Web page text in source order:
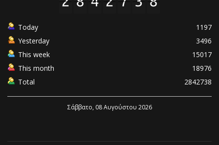
Today
1197
Yesterday
3496
This week
15017
This month
18976
Total
2842738
Σάββατο, 08 Αυγούστου 2026